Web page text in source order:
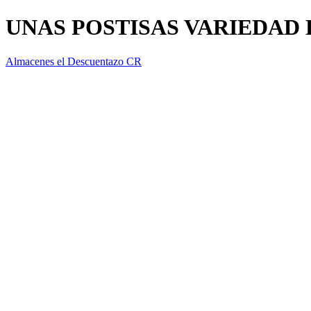
UNAS POSTISAS VARIEDAD
Almacenes el Descuentazo CR